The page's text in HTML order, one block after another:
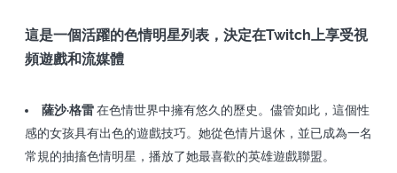
這是一個活躍的色情明星列表，決定在Twitch上享受視
頻遊戲和流媒體
薩沙·格雷在色情世界中擁有悠久的歷史。儘管如此，這個性
感的女孩具有出色的遊戲技巧。她從色情片退休，並已成為一名
常規的抽搐色情明星，播放了她最喜歡的英雄遊戲聯盟。